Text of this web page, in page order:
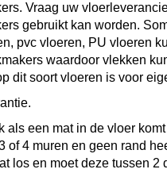
Vraag uw
gebruikt kan worden.
pvc vloeren, PU vloeren
waardoor vlekken
dit soort vloeren is voor
als een mat in de vloer
of 4 muren en geen rand
los en moet deze tussen 2